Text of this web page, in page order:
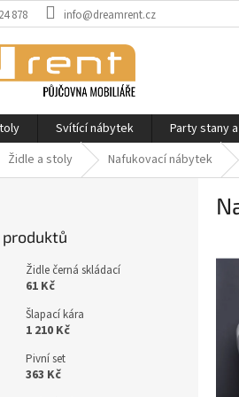
878 info@dreamrent.cz
Svítící nábytek Party stany
Židle a stoly Nafukovací nábytek
produktů
Židle černá skládací
61 Kč
Šlapací kára
1 210 Kč
Pivní set
363 Kč